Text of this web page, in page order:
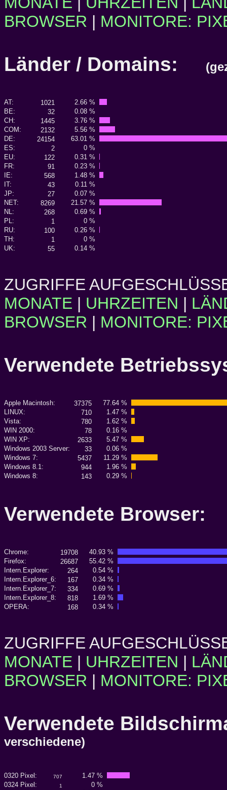
BROWSER | MONITORE:
Länder / Domains:
AT: 1021
2.66 %
BE:
32
0.08 %
CH:
1445
3.76 %
COM:
2132
5.56 %
DE:
24154
63.01 %
ES:
2
0 %
EU:
122
0.31 %
FR:
91
0.23 %
IE:
568
1.48 %
IT:
43
0.11 %
JP:
27
0.07 %
NET:
8269
21.57 %
NL:
268
0.69 %
PL:
1
0 %
RU:
100
0.26 %
TH:
1
0 %
UK:
55 0.14 %
ZUGRIFFE
MONATE | UHRZEITEN |
BROWSER | MONITORE:
Verwendete
Apple Macintosh: 37375
77.64 %
LINUX:
710
1.47 %
Vista:
780
1.62 %
WIN 2000:
78
0.16 %
WIN XP:
2633
5.47 %
Windows 2003 Server:
33
0.06 %
Windows 7:
5437
11.29 %
Windows 8.1:
944
1.96 %
Windows 8:
143 0.29 %
Verwendete
Chrome: 19708
40.93 %
Firefox:
26687
55.42 %
Intern.Explorer:
264
0.54 %
Intern.Explorer_6:
167
0.34 %
Intern.Explorer_7:
334
0.69 %
Intern.Explorer_8:
818
1.69 %
OPERA:
168 0.34 %
ZUGRIFFE
MONATE | UHRZEITEN |
BROWSER | MONITORE:
Verwendete
verschiedene)
0320 Pixel: 707
1.47 %
0324 Pixel:
1
0 %